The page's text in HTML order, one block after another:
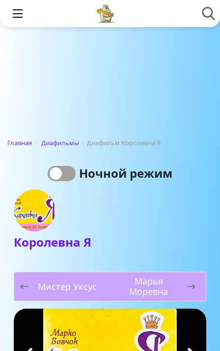
Главная › Диафильмы › Диафильм Королевна Я
Ночной режим
Королевна Я
Мистер Уксус
Марья
Моревна